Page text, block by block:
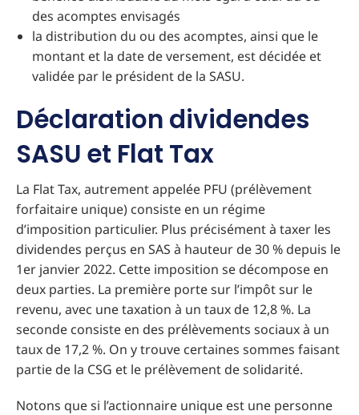
des acomptes envisagés
la distribution du ou des acomptes, ainsi que le
montant et la date de versement, est décidée et
validée par le président de la SASU.
Déclaration dividendes
SASU et Flat Tax
La Flat Tax, autrement appelée PFU (prélèvement
forfaitaire unique) consiste en un régime
d’imposition particulier. Plus précisément à taxer les
dividendes perçus en SAS à hauteur de 30 % depuis le
1er janvier 2022. Cette imposition se décompose en
deux parties. La première porte sur l’impôt sur le
revenu, avec une taxation à un taux de 12,8 %. La
seconde consiste en des prélèvements sociaux à un
taux de 17,2 %. On y trouve certaines sommes faisant
partie de la CSG et le prélèvement de solidarité.
Notons que si l’actionnaire unique est une personne